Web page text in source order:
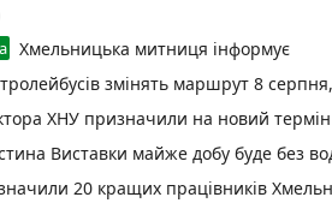
Хмельницька митниця інформує
змінять маршрут 8
ХНУ призначили на новий термін
Виставки майже добу буде без
20 кращих працівників